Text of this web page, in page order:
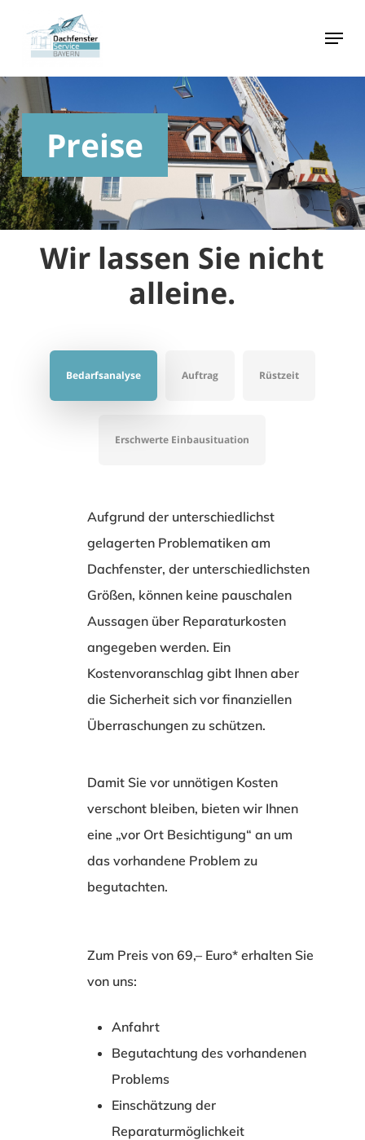
content
Preise
Wir lassen Sie nicht
alleine.
Bedarfsanalyse Auftrag Rüstzeit
Erschwerte Einbausituation
Aufgrund der unterschiedlichst
gelagerten Problematiken am
Dachfenster, der unterschiedlichsten
Größen, können keine pauschalen
Aussagen über Reparaturkosten
angegeben werden. Ein
Kostenvoranschlag gibt Ihnen aber
die Sicherheit sich vor finanziellen
Überraschungen zu schützen.
Damit Sie vor unnötigen Kosten
verschont bleiben, bieten wir Ihnen
eine „vor Ort Besichtigung“ an um
das vorhandene Problem zu
begutachten.
Zum Preis von 69,– Euro* erhalten Sie
von uns:
Anfahrt
Begutachtung des vorhandenen
Problems
Einschätzung der
Reparaturmöglichkeit